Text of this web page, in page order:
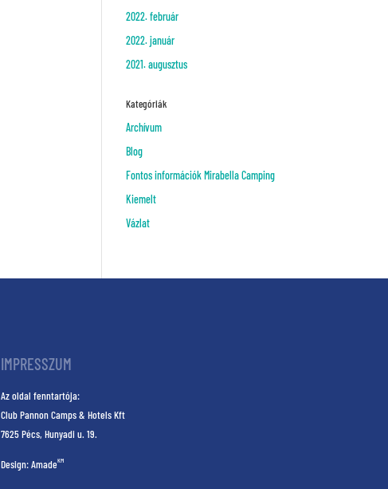
2022. február
2022. január
2021. augusztus
Kategóriák
Archívum
Blog
Fontos információk Mirabella Camping
Kiemelt
Vázlat
IMPRESSZUM
Az oldal fenntartója:
Club Pannon Camps & Hotels Kft
7625 Pécs, Hunyadi u. 19.
Design:AmadeKM